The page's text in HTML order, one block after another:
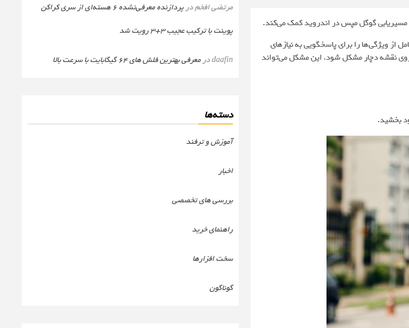
ویژگی‌ها را برای پاسخگویی به نیازهای
روی نقشه دچار مشکل شود. این مشکل می‌تواند
بخشید.
مرتضی افخمدر
پردازنده معرفی‌نشده 6 هسته‌ای از سری کراکن
پوینت با ترکیب عجیب 3+3 رویت شد
daafinدر معرفی بهترین فلش های 64 گیگابایت با سرعت بالا
دسته‌ها
آموزش و ترفند
اخبار
بررسی های تخصصی
راهنمای خرید
سخت افزارها
گوناگون